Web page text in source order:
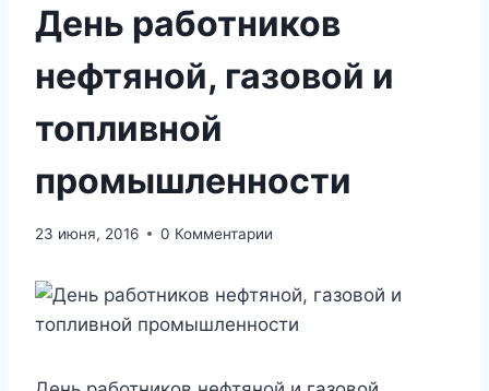
День работников
нефтяной, газовой и
топливной
промышленности
23 июня, 2016 0 Комментарии